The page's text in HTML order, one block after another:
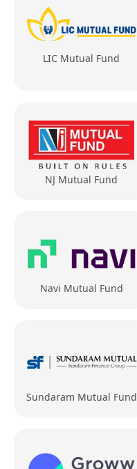
LIC Mutual Fund
NJ Mutual Fund
Navi Mutual Fund
Sundaram Mutual Fund